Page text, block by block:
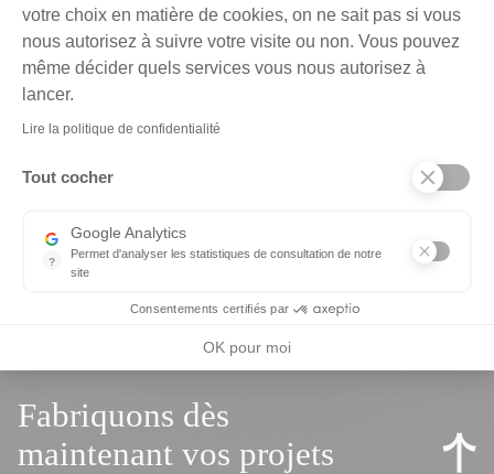
Fabriquons dès
maintenant vos projets
votre choix en matière de cookies, on ne sait pas si vous
nous autorisez à suivre votre visite ou non. Vous pouvez
même décider quels services vous nous autorisez à
lancer.
Lire la politique de confidentialité
Tout cocher
?
Google Analytics
Permet d'analyser les statistiques de consultation de notre
site
Consentements certifiés par
OK pour moi